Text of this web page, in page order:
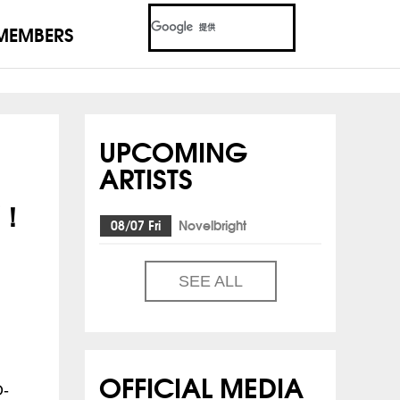
UPCOMING
ARTISTS
08/07 Fri Novelbright
SEE ALL
OFFICIAL MEDIA